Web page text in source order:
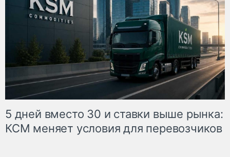
5 дней вместо 30 и ставки выше рынка:
КСМ меняет условия для перевозчиков